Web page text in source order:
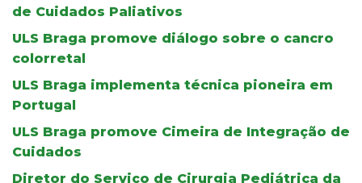
de Cuidados Paliativos
ULS Braga promove diálogo sobre o cancro
colorretal
ULS Braga implementa técnica pioneira em
Portugal
ULS Braga promove Cimeira de Integração de
Cuidados
Diretor do Serviço de Cirurgia Pediátrica da